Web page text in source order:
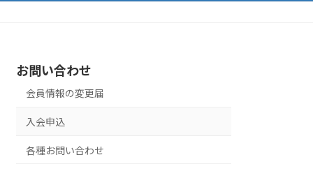
お問い合わせ
会員情報の変更届
入会申込
各種お問い合わせ